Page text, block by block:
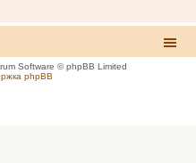
Software © phpBB Limited
phpBB